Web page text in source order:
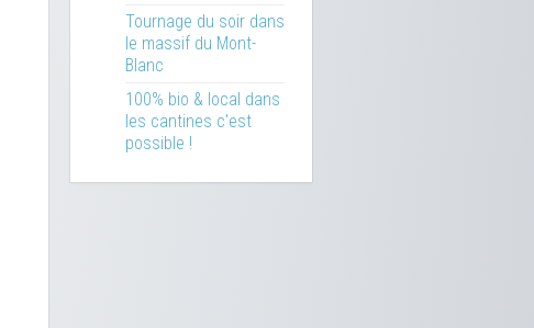
Tournage du soir dans
le massif du Mont-
Blanc
100% bio & local dans
les cantines c'est
possible !